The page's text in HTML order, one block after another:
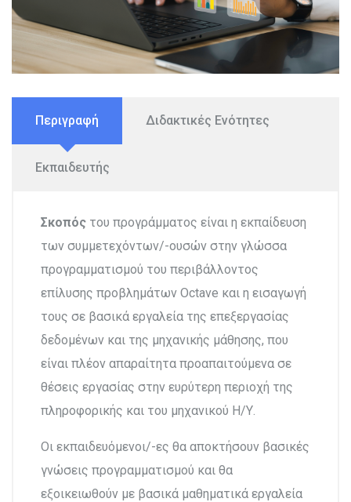
Περιγραφή Διδακτικές Ενότητες
Εκπαιδευτής
Σκοπός του προγράμματος είναι η εκπαίδευση
των συμμετεχόντων/-ουσών στην γλώσσα
προγραμματισμού του περιβάλλοντος
επίλυσης προβλημάτων Octave και η εισαγωγή
τους σε βασικά εργαλεία της επεξεργασίας
δεδομένων και της μηχανικής μάθησης, που
είναι πλέον απαραίτητα προαπαιτούμενα σε
θέσεις εργασίας στην ευρύτερη περιοχή της
πληροφορικής και του μηχανικού Η/Υ.
Οι εκπαιδευόμενοι/-ες θα αποκτήσουν βασικές
γνώσεις προγραμματισμού και θα
εξοικειωθούν με βασικά μαθηματικά εργαλεία